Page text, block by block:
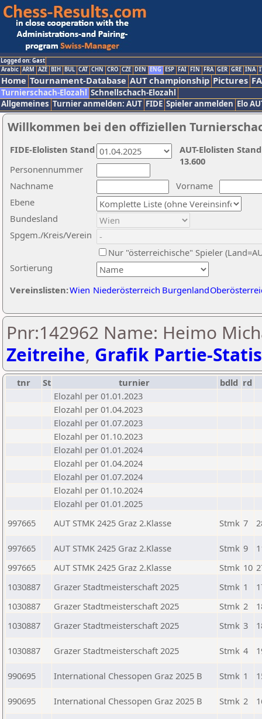
Logged on: Gast
Arabic ARM AZE BIH BUL CAT CHN CRO CZE DEN ENG ESP FAI FIN FRA GER GRE INA
Home Tournament-Database AUT championship Pictures
Turnierschach-Elozahl Schnellschach-Elozahl
Allgemeines Turnier anmelden: AUT FIDE Spieler anmelden Elo
Willkommen bei den offiziellen
Nachname
Vorname
Ebene
Sortierung
Personennummer
Bundesland
Spgem./Kreis/Verein
Nur "österreichische" Spieler
Vereinslisten:Wien Niederösterreich Burgenland
AUT-Elolisten
13.600
FIDE-Elolisten Stand
Pnr:142962 Name: Heimo
Zeitreihe, Grafik Partie-
tnr St turnier bdld rd
Elozahl per 01.01.2023
Elozahl per 01.04.2023
Elozahl per 01.07.2023
Elozahl per 01.10.2023
Elozahl per 01.01.2024
Elozahl per 01.04.2024
Elozahl per 01.07.2024
Elozahl per 01.10.2024
Elozahl per 01.01.2025
997665
AUT STMK 2425 Graz 2.Klasse Stmk 7
997665 AUT STMK 2425 Graz 2.Klasse Stmk 9
997665
AUT STMK 2425 Graz 2.Klasse Stmk 10
1030887
Grazer Stadtmeisterschaft 2025 Stmk 1
1030887
Grazer Stadtmeisterschaft 2025 Stmk 2
1030887
Grazer Stadtmeisterschaft 2025 Stmk 3
1030887 Grazer Stadtmeisterschaft 2025 Stmk 4
990695 International Chessopen Graz 2025 B Stmk 1
990695 International Chessopen Graz 2025 B Stmk 2